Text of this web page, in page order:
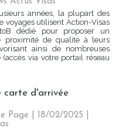
années, la plupart des
voyages utilisent Action-Visas
dédié pour proposer un
proximité de qualité à leurs
ainsi de nombreuses
via votre portail réseau
carte d'arrivée
Page | 18/02/2025